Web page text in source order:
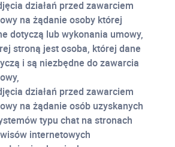
działań przed zawarciem
na żądanie osoby której
dotyczą lub wykonania umowy,
stroną jest osoba, której dane
i są niezbędne do zawarcia
działań przed zawarciem
na żądanie osób uzyskanych
typu chat na stronach
internetowych